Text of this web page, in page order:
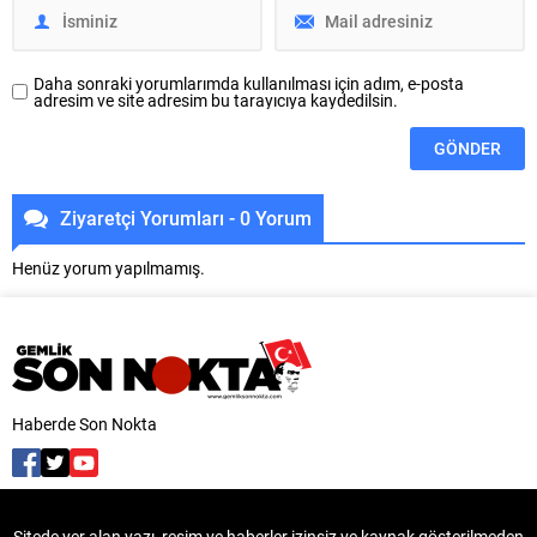
Daha sonraki yorumlarımda kullanılması için adım, e-posta
adresim ve site adresim bu tarayıcıya kaydedilsin.
Ziyaretçi Yorumları - 0 Yorum
Henüz yorum yapılmamış.
Haberde Son Nokta